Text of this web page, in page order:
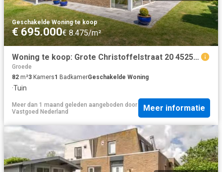
Geschakelde Woning·te koop
€ 695.000€ 8.475/m²
Woning te koop: Grote Christoffelstraat 20 4525NK Retranchement Vastgoed Nederland
Groede
82 m²3 Kamers1 BadkamerGeschakelde Woning
·Tuin
Meer dan 1 maand geleden aangeboden door
Vastgoed Nederland
Meer informatie